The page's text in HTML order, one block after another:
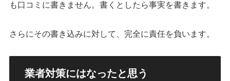
も口コミに書きません。書くとしたら事実を書きます。
さらにその書き込みに対して、完全に責任を負います。
業者対策にはなったと思う